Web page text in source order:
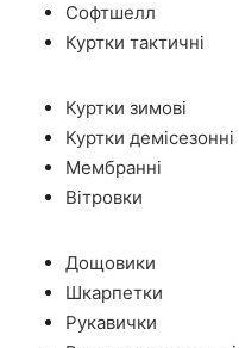
Софтшелл
Куртки тактичні
Куртки зимові
Куртки демісезонні
Мембранні
Вітровки
Дощовики
Шкарпетки
Рукавички